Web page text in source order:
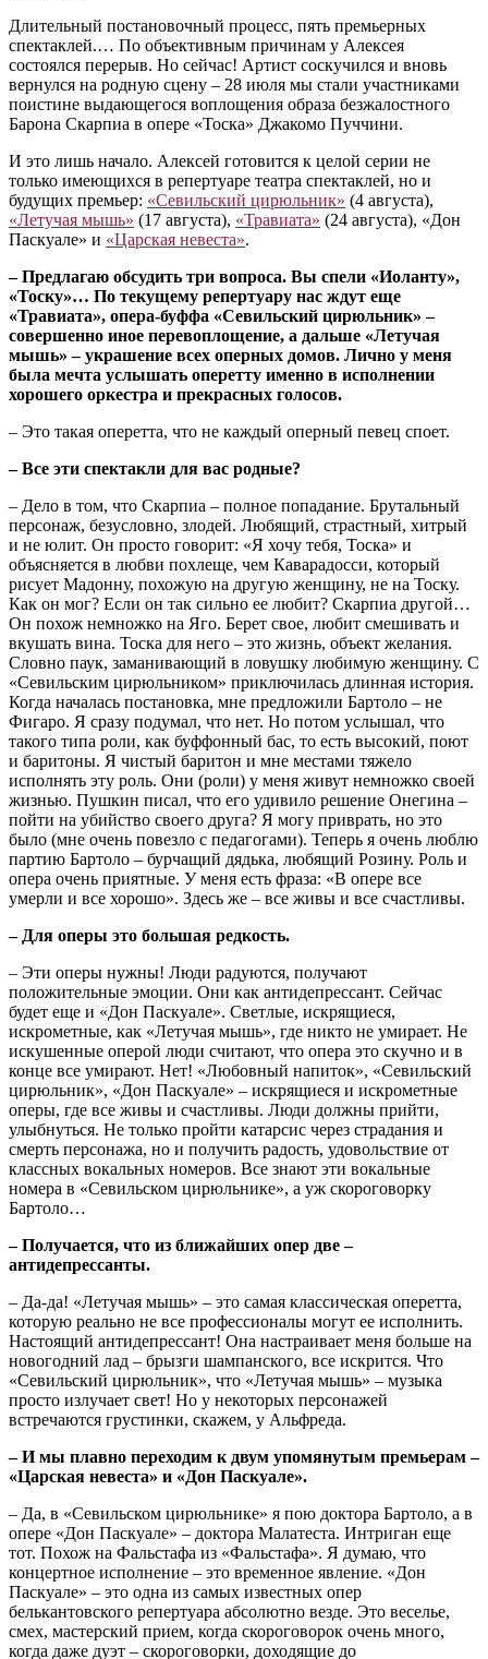
Длительный постановочный процесс, пять премьерных
спектаклей.… По объективным причинам у Алексея
состоялся перерыв. Но сейчас! Артист соскучился и вновь
вернулся на родную сцену – 28 июля мы стали участниками
поистине выдающегося воплощения образа безжалостного
Барона Скарпиа в опере «Тоска» Джакомо Пуччини.
И это лишь начало. Алексей готовится к целой серии не
только имеющихся в репертуаре театра спектаклей, но и
будущих премьер: «Севильский цирюльник» (4 августа),
«Летучая мышь» (17 августа), «Травиата» (24 августа), «Дон
Паскуале» и «Царская невеста».
– Предлагаю обсудить три вопроса. Вы спели «Иоланту»,
«Тоску»… По текущему репертуару нас ждут еще
«Травиата», опера-буффа «Севильский цирюльник» –
совершенно иное перевоплощение, а дальше «Летучая
мышь» – украшение всех оперных домов. Лично у меня
была мечта услышать оперетту именно в исполнении
хорошего оркестра и прекрасных голосов.
– Это такая оперетта, что не каждый оперный певец споет.
– Все эти спектакли для вас родные?
– Дело в том, что Скарпиа – полное попадание. Брутальный
персонаж, безусловно, злодей. Любящий, страстный, хитрый
и не юлит. Он просто говорит: «Я хочу тебя, Тоска» и
объясняется в любви похлеще, чем Каварадосси, который
рисует Мадонну, похожую на другую женщину, не на Тоску.
Как он мог? Если он так сильно ее любит? Скарпиа другой…
Он похож немножко на Яго. Берет свое, любит смешивать и
вкушать вина. Тоска для него – это жизнь, объект желания.
Словно паук, заманивающий в ловушку любимую женщину. С
«Севильским цирюльником» приключилась длинная история.
Когда началась постановка, мне предложили Бартоло – не
Фигаро. Я сразу подумал, что нет. Но потом услышал, что
такого типа роли, как буффонный бас, то есть высокий, поют
и баритоны. Я чистый баритон и мне местами тяжело
исполнять эту роль. Они (роли) у меня живут немножко своей
жизнью. Пушкин писал, что его удивило решение Онегина –
пойти на убийство своего друга? Я могу приврать, но это
было (мне очень повезло с педагогами). Теперь я очень люблю
партию Бартоло – бурчащий дядька, любящий Розину. Роль и
опера очень приятные. У меня есть фраза: «В опере все
умерли и все хорошо». Здесь же – все живы и все счастливы.
– Для оперы это большая редкость.
– Эти оперы нужны! Люди радуются, получают
положительные эмоции. Они как антидепрессант. Сейчас
будет еще и «Дон Паскуале». Светлые, искрящиеся,
искрометные, как «Летучая мышь», где никто не умирает. Не
искушенные оперой люди считают, что опера это скучно и в
конце все умирают. Нет! «Любовный напиток», «Севильский
цирюльник», «Дон Паскуале» – искрящиеся и искрометные
оперы, где все живы и счастливы. Люди должны прийти,
улыбнуться. Не только пройти катарсис через страдания и
смерть персонажа, но и получить радость, удовольствие от
классных вокальных номеров. Все знают эти вокальные
номера в «Севильском цирюльнике», а уж скороговорку
Бартоло…
– Получается, что из ближайших опер две –
антидепрессанты.
– Да-да! «Летучая мышь» – это самая классическая оперетта,
которую реально не все профессионалы могут ее исполнить.
Настоящий антидепрессант! Она настраивает меня больше на
новогодний лад – брызги шампанского, все искрится. Что
«Севильский цирюльник», что «Летучая мышь» – музыка
просто излучает свет! Но у некоторых персонажей
встречаются грустинки, скажем, у Альфреда.
– И мы плавно переходим к двум упомянутым премьерам –
«Царская невеста» и «Дон Паскуале».
– Да, в «Севильском цирюльнике» я пою доктора Бартоло, а в
опере «Дон Паскуале» – доктора Малатеста. Интриган еще
тот. Похож на Фальстафа из «Фальстафа». Я думаю, что
концертное исполнение – это временное явление. «Дон
Паскуале» – это одна из самых известных опер
белькантовского репертуара абсолютно везде. Это веселье,
смех, мастерский прием, когда скороговорок очень много,
когда даже дуэт – скороговорки, доходящие до